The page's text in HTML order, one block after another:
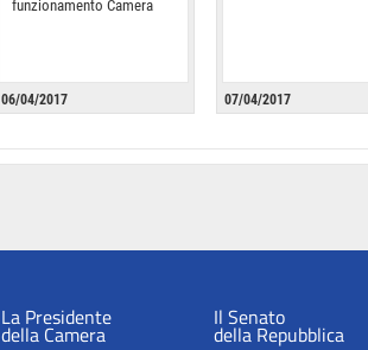
funzionamento Camera
06/04/2017 07/04/2017
La Presidente
della Camera
Il Senato
della Repubblica